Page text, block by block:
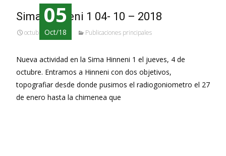
05
Oct/18
Sima Hinneni 1 04- 10 – 2018
octubre 5, 2018 Publicaciones principales
Nueva actividad en la Sima Hinneni 1 el jueves, 4 de
octubre. Entramos a Hinneni con dos objetivos,
topografiar desde donde pusimos el radiogoniometro el 27
de enero hasta la chimenea que